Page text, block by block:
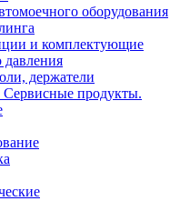
оборудования
и комплектующие
держатели
продукты.